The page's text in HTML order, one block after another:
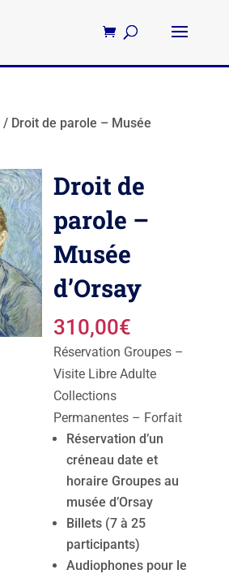
/ Droit de parole – Musée
Droit de
parole –
Musée
d’Orsay
310,00€
Réservation Groupes –
Visite Libre Adulte
Collections
Permanentes – Forfait
Réservation d’un
créneau date et
horaire Groupes au
musée d’Orsay
Billets (7 à 25
participants)
Audiophones pour le